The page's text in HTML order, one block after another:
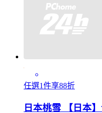
任選1件享88折
日本桃雪 【日本